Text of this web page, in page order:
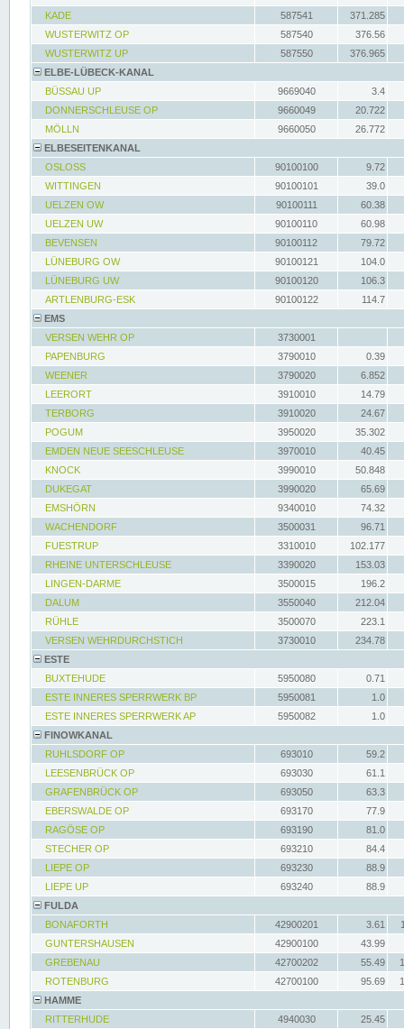
KADE
587541
371.285
WUSTERWITZ OP
587540
376.56
WUSTERWITZ UP
587550
376.965
ELBE-LÜBECK-KANAL
BÜSSAU UP
9669040
3.4
DONNERSCHLEUSE OP
9660049
20.722
MÖLLN
9660050
26.772
ELBESEITENKANAL
OSLOSS
90100100
9.72
WITTINGEN
90100101
39.0
UELZEN OW
90100111
60.38
UELZEN UW
90100110
60.98
BEVENSEN
90100112
79.72
LÜNEBURG OW
90100121
104.0
LÜNEBURG UW
90100120
106.3
ARTLENBURG-ESK
90100122
114.7
EMS
VERSEN WEHR OP
3730001
PAPENBURG
3790010
0.39
WEENER
3790020
6.852
LEERORT
3910010
14.79
TERBORG
3910020
24.67
POGUM
3950020
35.302
EMDEN NEUE SEESCHLEUSE
3970010
40.45
KNOCK
3990010
50.848
DUKEGAT
3990020
65.69
EMSHÖRN
9340010
74.32
WACHENDORF
3500031
96.71
FUESTRUP
3310010
102.177
RHEINE UNTERSCHLEUSE
3390020
153.03
LINGEN-DARME
3500015
196.2
DALUM
3550040
212.04
RÜHLE
3500070
223.1
VERSEN WEHRDURCHSTICH
3730010
234.78
ESTE
BUXTEHUDE
5950080
0.71
ESTE INNERES SPERRWERK BP
5950081
1.0
ESTE INNERES SPERRWERK AP
5950082
1.0
FINOWKANAL
RUHLSDORF OP
693010
59.2
LEESENBRÜCK OP
693030
61.1
GRAFENBRÜCK OP
693050
63.3
EBERSWALDE OP
693170
77.9
RAGÖSE OP
693190
81.0
STECHER OP
693210
84.4
LIEPE OP
693230
88.9
LIEPE UP
693240
88.9
FULDA
BONAFORTH
42900201 3.61
GUNTERSHAUSEN
42900100
43.99
GREBENAU
42700202 55.49
ROTENBURG
42700100 95.69
HAMME
RITTERHUDE
4940030
25.45